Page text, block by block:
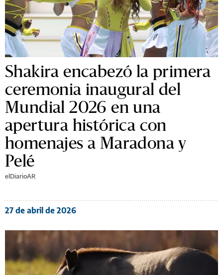
Shakira encabezó la primera
ceremonia inaugural del
Mundial 2026 en una
apertura histórica con
homenajes a Maradona y
Pelé
elDiarioAR
27 de abril de 2026